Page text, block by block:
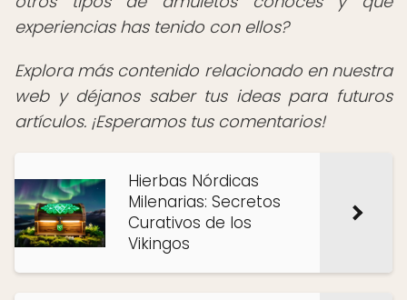
experiencias has tenido con ellos?
Explora más contenido relacionado en nuestra
web y déjanos saber tus ideas para futuros
artículos. ¡Esperamos tus comentarios!
Hierbas Nórdicas
Milenarias: Secretos
Curativos de los
Vikingos